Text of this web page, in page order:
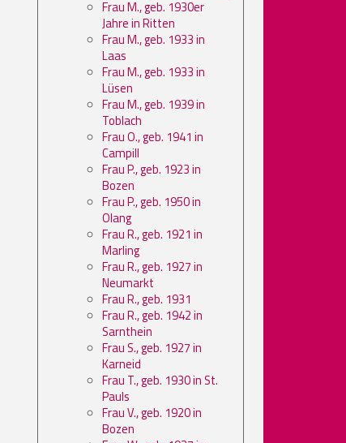
Frau M., geb. 1930er
Jahre in Ritten
Frau M., geb. 1933 in
Laas
Frau M., geb. 1933 in
Lüsen
Frau M., geb. 1939 in
Toblach
Frau O., geb. 1941 in
Campill
Frau P., geb. 1923 in
Bozen
Frau P., geb. 1950 in
Olang
Frau R., geb. 1921 in
Marling
Frau R., geb. 1927 in
Neumarkt
Frau R., geb. 1931
Frau R., geb. 1942 in
Sarnthein
Frau S., geb. 1927 in
Karneid
Frau T., geb. 1930 in St.
Pauls
Frau V., geb. 1920 in
Bozen